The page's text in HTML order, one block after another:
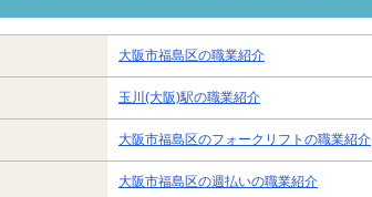
大阪市福島区の職業紹介
玉川(大阪)駅の職業紹介
大阪市福島区のフォークリフトの職業紹介
大阪市福島区の週払いの職業紹介